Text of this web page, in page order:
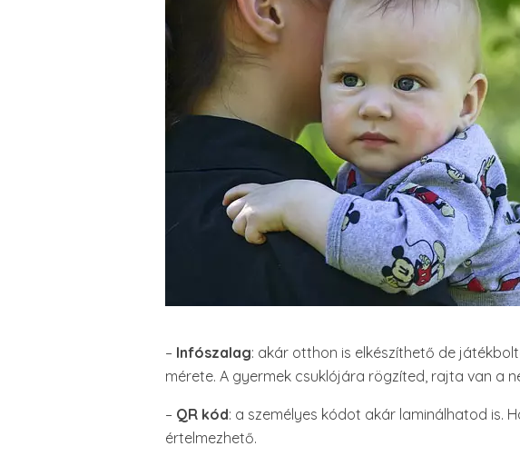
– Infószalag: akár otthon is elkészíthető de
mérete. A gyermek csuklójára rögzíted, rajta van a
– QR kód: a személyes kódot akár laminálhatod is.
értelmezhető.